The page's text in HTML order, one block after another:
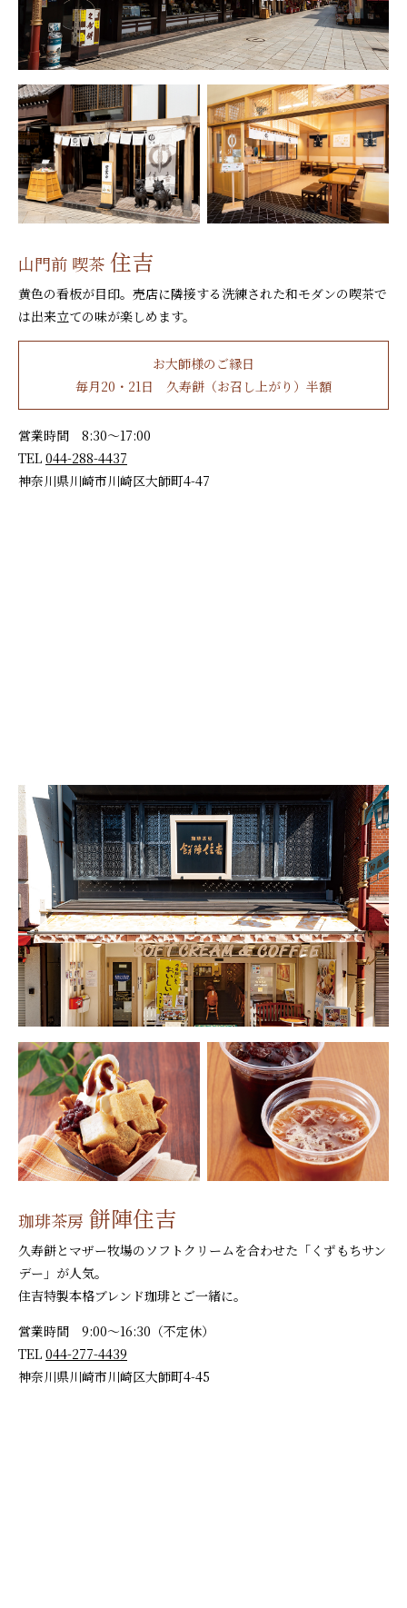
山門前 喫茶 住吉
黄色の看板が目印。売店に隣接する洗練された和モダンの喫茶で
は出来立ての味が楽しめます。
お大師様のご縁日
毎月20・21日 久寿餅（お召し上がり）半額
営業時間 8:30～17:00
TEL 044-288-4437
神奈川県川崎市川崎区大師町4-47
珈琲茶房 餅陣住吉
久寿餅とマザー牧場のソフトクリームを合わせた「くずもちサン
デー」が人気。
住吉特製本格ブレンド珈琲とご一緒に。
営業時間 9:00～16:30（不定休）
TEL 044-277-4439
神奈川県川崎市川崎区大師町4-45